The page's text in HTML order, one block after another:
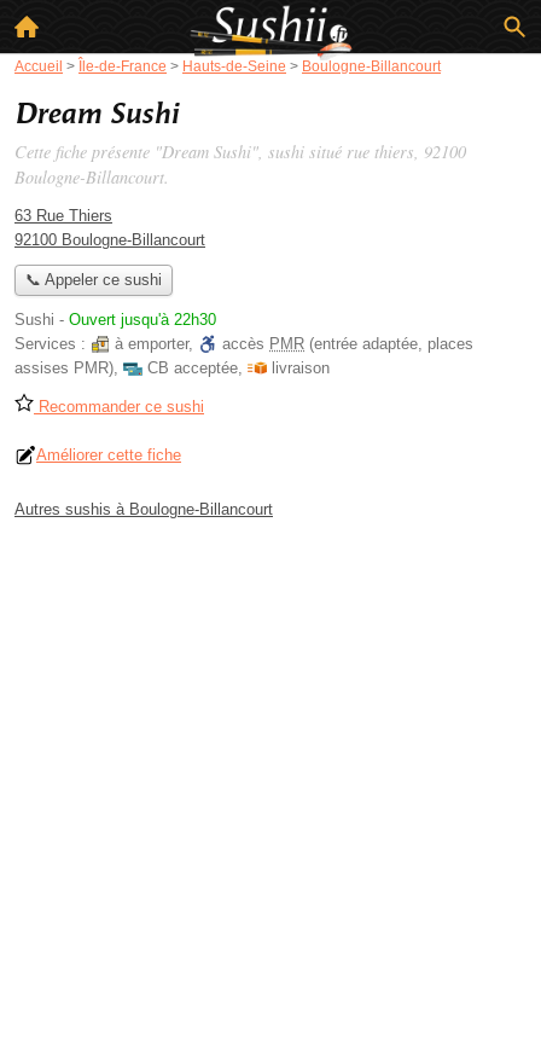
Accueil > Île-de-France > Hauts-de-Seine > Boulogne-Billancourt
Dream Sushi
Cette fiche présente "Dream Sushi", sushi situé rue thiers, 92100
Boulogne-Billancourt.
63 Rue Thiers
92100 Boulogne-Billancourt
📞 Appeler ce sushi
Sushi - Ouvert jusqu'à 22h30
Services :
à emporter, accès PMR (entrée adaptée, places
assises PMR), CB acceptée, livraison
Recommander ce sushi
Améliorer cette fiche
Autres sushis à Boulogne-Billancourt